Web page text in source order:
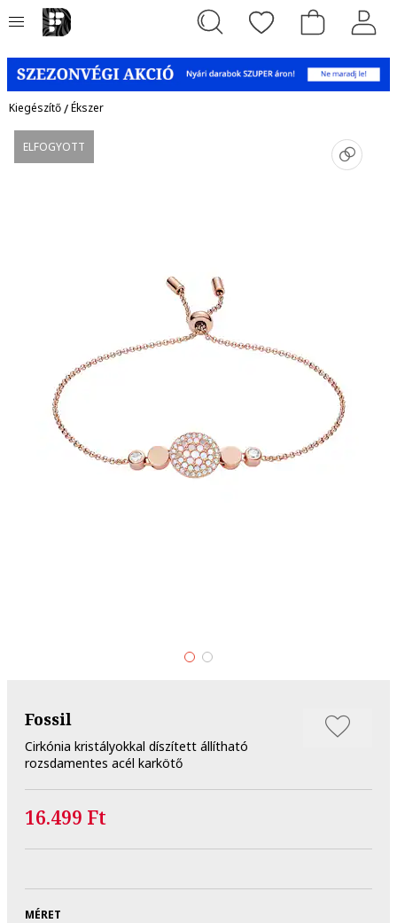
Kiegészítő/Ékszer
ELFOGYOTT
Fossil
Cirkónia kristályokkal díszített állítható
rozsdamentes acél karkötő
16.499 Ft
MÉRET